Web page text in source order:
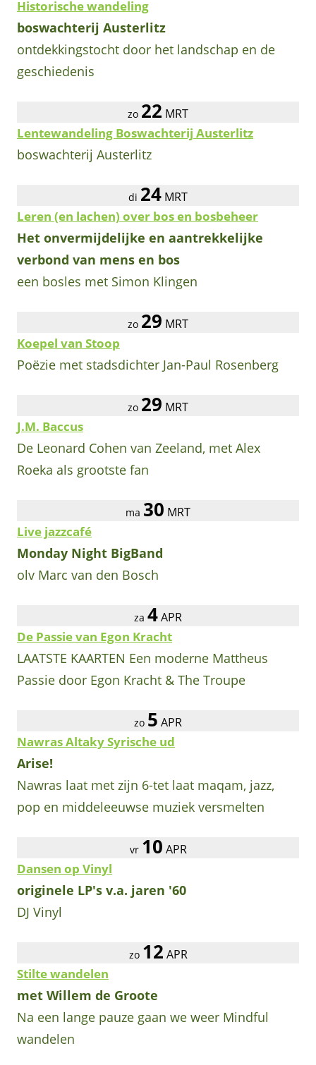
Historische wandeling
boswachterij Austerlitz
ontdekkingstocht door het landschap en de
geschiedenis
zo 22 MRT
Lentewandeling Boswachterij Austerlitz
boswachterij Austerlitz
di 24 MRT
Leren (en lachen) over bos en bosbeheer
Het onvermijdelijke en aantrekkelijke
verbond van mens en bos
een bosles met Simon Klingen
zo 29 MRT
Koepel van Stoop
Poëzie met stadsdichter Jan-Paul Rosenberg
zo 29 MRT
J.M. Baccus
De Leonard Cohen van Zeeland, met Alex
Roeka als grootste fan
ma 30 MRT
Live jazzcafé
Monday Night BigBand
olv Marc van den Bosch
za 4APR
De Passie van Egon Kracht
LAATSTE KAARTEN Een moderne Mattheus
Passie door Egon Kracht & The Troupe
zo 5 APR
Nawras Altaky Syrische ud
Arise!
Nawras laat met zijn 6-tet laat maqam, jazz,
pop en middeleeuwse muziek versmelten
vr 10 APR
Dansen op Vinyl
originele LP's v.a. jaren '60
DJ Vinyl
zo 12 APR
Stilte wandelen
met Willem de Groote
Na een lange pauze gaan we weer Mindful
wandelen